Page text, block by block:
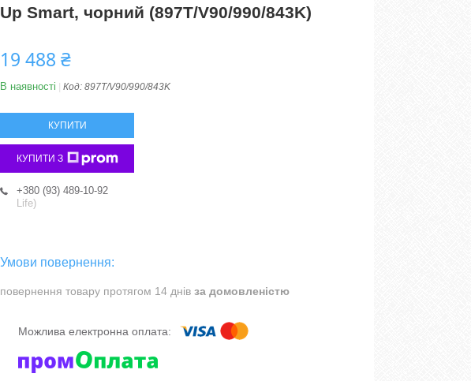
Up Smart, чорний (897T/V90/990/843K)
19 488 ₴
В наявності Код: 897T/V90/990/843K
КУПИТИ
КУПИТИ З
+380 (93) 489-10-92
Life)
повернення товару протягом 14 днів за домовленістю